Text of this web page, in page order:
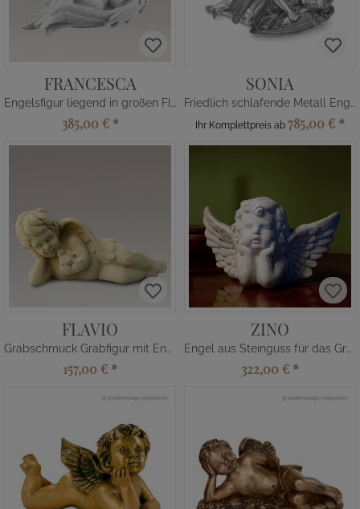
FRANCESCA
Engelsfigur liegend in großen Flügeln
385,00 € *
SONIA
Friedlich schlafende Metall Engelfigur
Ihr Komplettpreis ab 785,00 € *
FLAVIO
Grabschmuck Grabfigur mit Engel
157,00 € *
ZINO
Engel aus Steinguss für das Grab
322,00 € *